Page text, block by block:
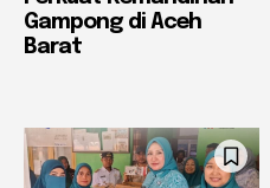
Gampong di Aceh
Barat